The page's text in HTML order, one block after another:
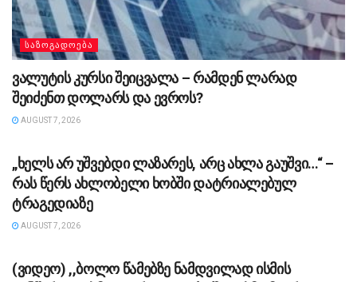
ᲡᲐᲖᲝᲒᲐᲓᲝᲔᲑᲐ
ვალუტის კურსი შეიცვალა – რამდენ ლარად
შეიძენთ დოლარს და ევროს?
AUGUST 7, 2026
„ხელს არ უშვებდი ლაზარეს, არც ახლა გაუშვი…“ –
რას წერს ახლობელი ხობში დატრიალებულ
ტრაგედიაზე
AUGUST 7, 2026
(ვიდეო) ,,ბოლო წამებზე ნამდვილად ისმის